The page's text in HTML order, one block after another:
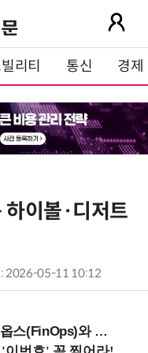
리티 통신 경제
이볼·디저트
: 2026-05-11 10:12
거버넌스 (8/21 잠실역)